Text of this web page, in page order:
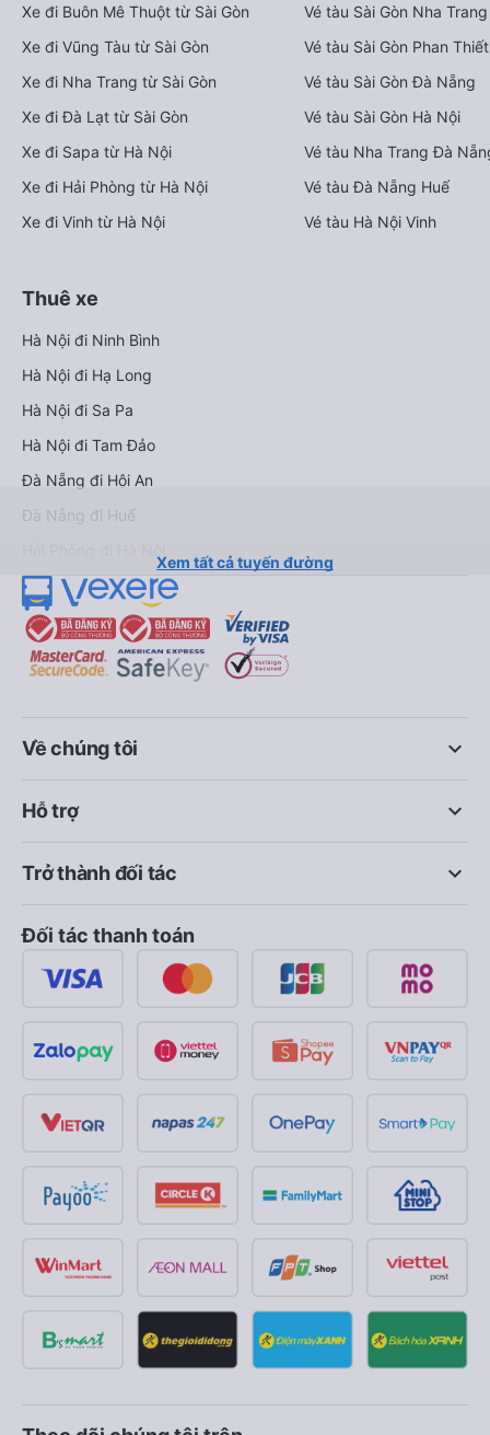
Xe đi Buôn Mê Thuột từ Sài Gòn
Xe đi Vũng Tàu từ Sài Gòn
Xe đi Nha Trang từ Sài Gòn
Xe đi Đà Lạt từ Sài Gòn
Xe đi Sapa từ Hà Nội
Xe đi Hải Phòng từ Hà Nội
Xe đi Vinh từ Hà Nội
Vé tàu Sài Gòn Nha Trang
Vé tàu Sài Gòn Phan Thiết
Vé tàu Sài Gòn Đà Nẵng
Vé tàu Sài Gòn Hà Nội
Vé tàu Nha Trang Đà
Vé tàu Đà Nẵng Huế
Vé tàu Hà Nội Vinh
Thuê xe
Hà Nội đi Ninh Bình
Hà Nội đi Hạ Long
Hà Nội đi Sa Pa
Hà Nội đi Tam Đảo
Đà Nẵng đi Hội An
Đà Nẵng đi Huế
Xem tất cả tuyến đường
keyboard_arrow_down
Về chúng tôi
keyboard_arrow_down
Hỗ trợ
keyboard_arrow_down
Trở thành đối tác
Đối tác thanh toán